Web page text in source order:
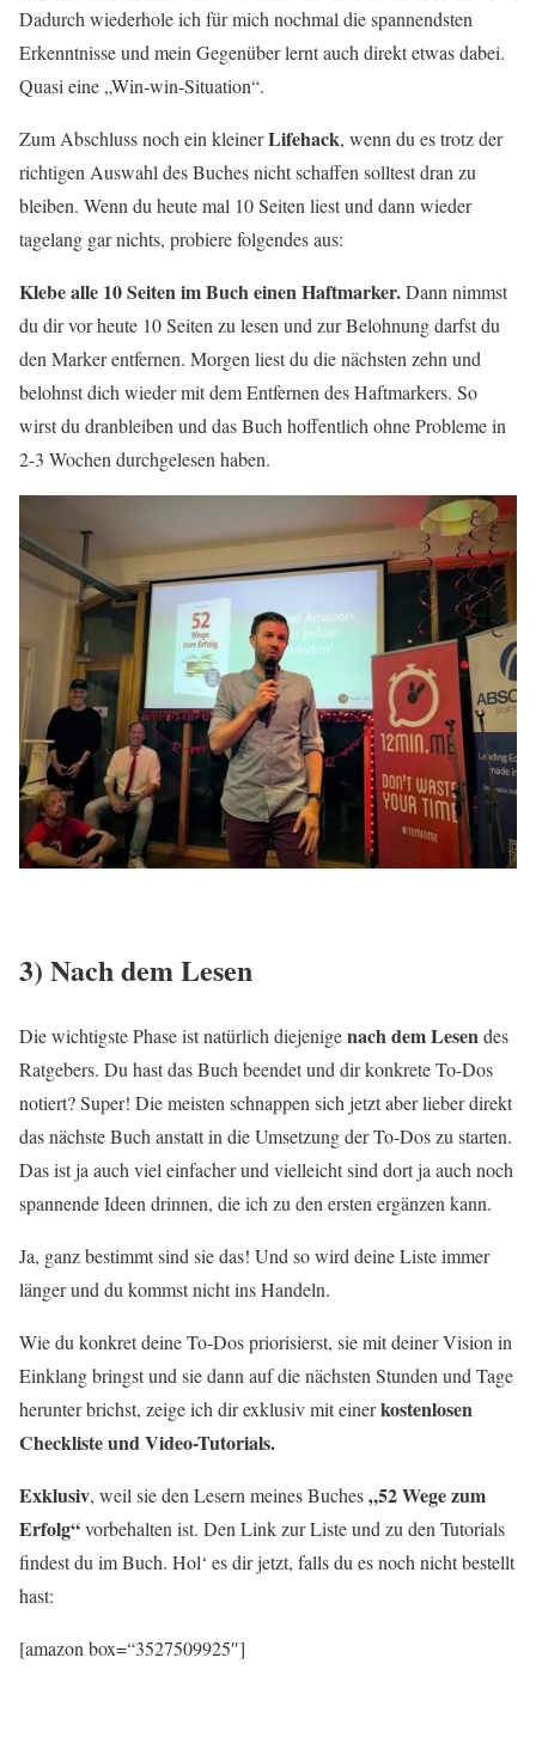
Dadurch wiederhole ich für mich nochmal die spannendsten
Erkenntnisse und mein Gegenüber lernt auch direkt etwas dabei.
Quasi eine „Win-win-Situation“.
Zum Abschluss noch ein kleinerLifehack, wenn du es trotz der
richtigen Auswahl des Buches nicht schaffen solltest dran zu
bleiben. Wenn du heute mal 10 Seiten liest und dann wieder
tagelang gar nichts, probiere folgendes aus:
Klebe alle 10 Seiten im Buch einen Haftmarker.Dann nimmst
du dir vor heute 10 Seiten zu lesen und zur Belohnung darfst du
den Marker entfernen. Morgen liest du die nächsten zehn und
belohnst dich wieder mit dem Entfernen des Haftmarkers. So
wirst du dranbleiben und das Buch hoffentlich ohne Probleme in
2-3 Wochen durchgelesen haben.
3) Nach dem Lesen
Die wichtigste Phase ist natürlich diejenigenach dem Lesendes
Ratgebers. Du hast das Buch beendet und dir konkrete To-Dos
notiert? Super! Die meisten schnappen sich jetzt aber lieber direkt
das nächste Buch anstatt in die Umsetzung der To-Dos zu starten.
Das ist ja auch viel einfacher und vielleicht sind dort ja auch noch
spannende Ideen drinnen, die ich zu den ersten ergänzen kann.
Ja, ganz bestimmt sind sie das! Und so wird deine Liste immer
länger und du kommst nicht ins Handeln.
Wie du konkret deine To-Dos priorisierst, sie mit deiner Vision in
Einklang bringst und sie dann auf die nächsten Stunden und Tage
herunter brichst, zeige ich dir exklusiv mit einerkostenlosen
Checkliste und Video-Tutorials.
Exklusiv, weil sie den Lesern meines Buches„52 Wege zum
Erfolg“vorbehalten ist. Den Link zur Liste und zu den Tutorials
findest du im Buch. Hol‘ es dir jetzt, falls du es noch nicht bestellt
hast:
[amazon box=“3527509925″]